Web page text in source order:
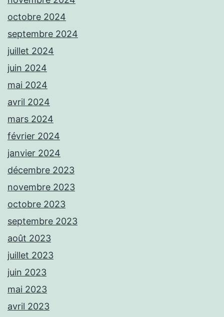
octobre 2024
septembre 2024
juillet 2024
juin 2024
mai 2024
avril 2024
mars 2024
février 2024
janvier 2024
décembre 2023
novembre 2023
octobre 2023
septembre 2023
août 2023
juillet 2023
juin 2023
mai 2023
avril 2023